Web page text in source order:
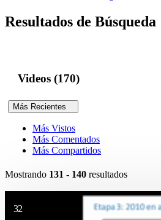
Resultados de Búsqueda
Videos (170)
Más Recientes
Más Vistos
Más Comentados
Más Compartidos
Mostrando 131 - 140 resultados
32